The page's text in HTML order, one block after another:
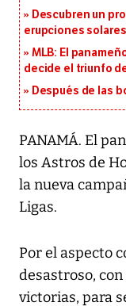
Descubren un
erupciones solares
MLB: El
decide el triunfo
Después de las
PANAMÁ. El
los Astros de
la nueva
Ligas.
Por el aspecto
desastroso,
victorias, para